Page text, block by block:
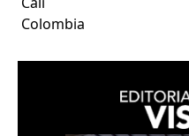
Colombia